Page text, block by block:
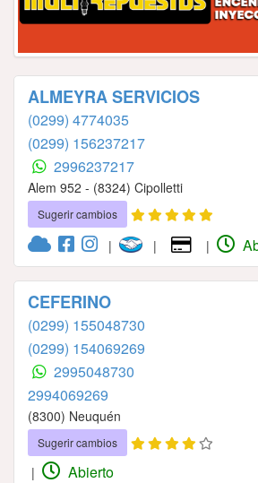
ALMEYRA SERVICIOS
(0299) 4774035
(0299) 156237217
2996237217
Alem 952 - (8324) Cipolletti
Sugerir cambios
| | |
CEFERINO
(0299) 155048730
(0299) 154069269
2995048730
2994069269
(8300) Neuquén
Sugerir cambios
| Abierto